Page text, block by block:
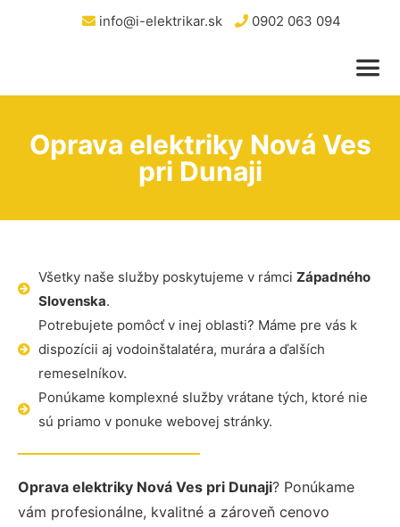
info@i-elektrikar.sk 0902 063 094
Oprava elektriky Nová Ves
pri Dunaji
Všetky naše služby poskytujeme v rámci Západného
Slovenska.
Potrebujete pomôcť v inej oblasti? Máme pre vás k
dispozícii aj vodoinštalatéra, murára a ďalších
remeselníkov.
Ponúkame komplexné služby vrátane tých, ktoré nie
sú priamo v ponuke webovej stránky.
Oprava elektriky Nová Ves pri Dunaji? Ponúkame
vám profesionálne, kvalitné a zároveň cenovo